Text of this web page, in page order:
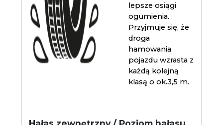
lepsze osiągi
ogumienia.
Przyjmuje się, że
droga
hamowania
pojazdu wzrasta z
każdą kolejną
klasą o ok.3,5 m.